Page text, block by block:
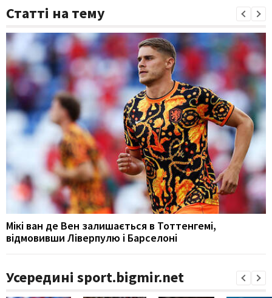
Статті на тему
Мікі ван де Вен залишається в Тоттенгемі,
відмовивши Ліверпулю і Барселоні
Усередині sport.bigmir.net